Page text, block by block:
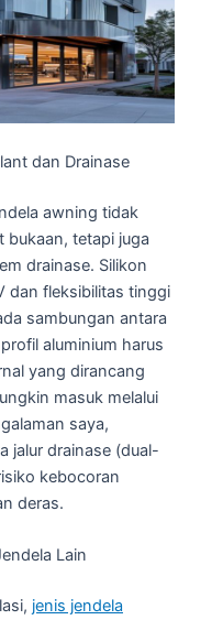
dan Drainase
awning tidak
bukaan, tetapi juga
drainase. Silikon
dan fleksibilitas tinggi
sambungan antara
aluminium harus
yang dirancang
masuk melalui
saya,
jalur drainase (dual-
kebocoran
deras.
Lain
jenis jendela